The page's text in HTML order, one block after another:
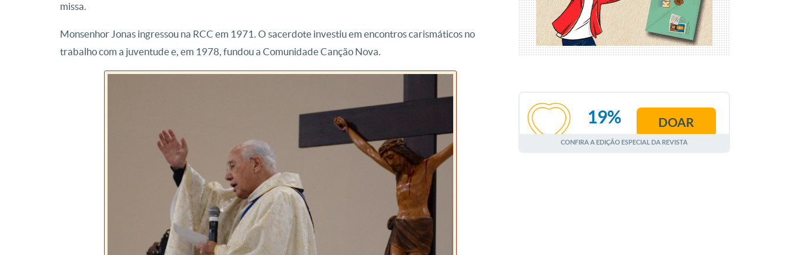
missa.
Monsenhor Jonas ingressou na RCC em 1971. O sacerdote investiu em encontros carismáticos no
trabalho com a juventude e, em 1978, fundou a Comunidade Canção Nova.
AGOSTO
19% DOAR
CONFIRA A EDIÇÃO ESPECIAL DA REVISTA